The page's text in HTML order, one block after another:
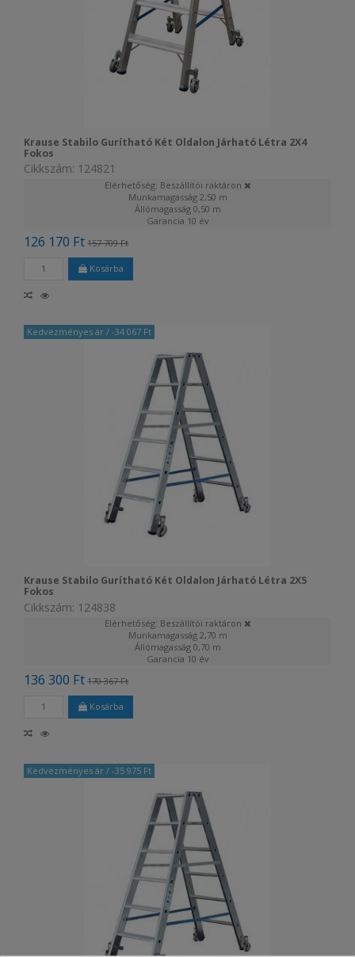
Krause Stabilo Gurítható Két Oldalon Járható Létra 2X4
Fokos
Cikkszám: 124821
Elérhetőség: Beszállítói raktáron
Munkamagasság 2,50 m
Állómagasság 0,50 m
Garancia 10 év
126 170 Ft 157 709 Ft
Kosárba
Kedvezményes ár/ -34 067 Ft
Krause Stabilo Gurítható Két Oldalon Járható Létra 2X5
Fokos
Cikkszám: 124838
Elérhetőség: Beszállítói raktáron
Munkamagasság 2,70 m
Állómagasság 0,70 m
Garancia 10 év
136 300 Ft 170 367 Ft
Kosárba
Kedvezményes ár/ -35 975 Ft